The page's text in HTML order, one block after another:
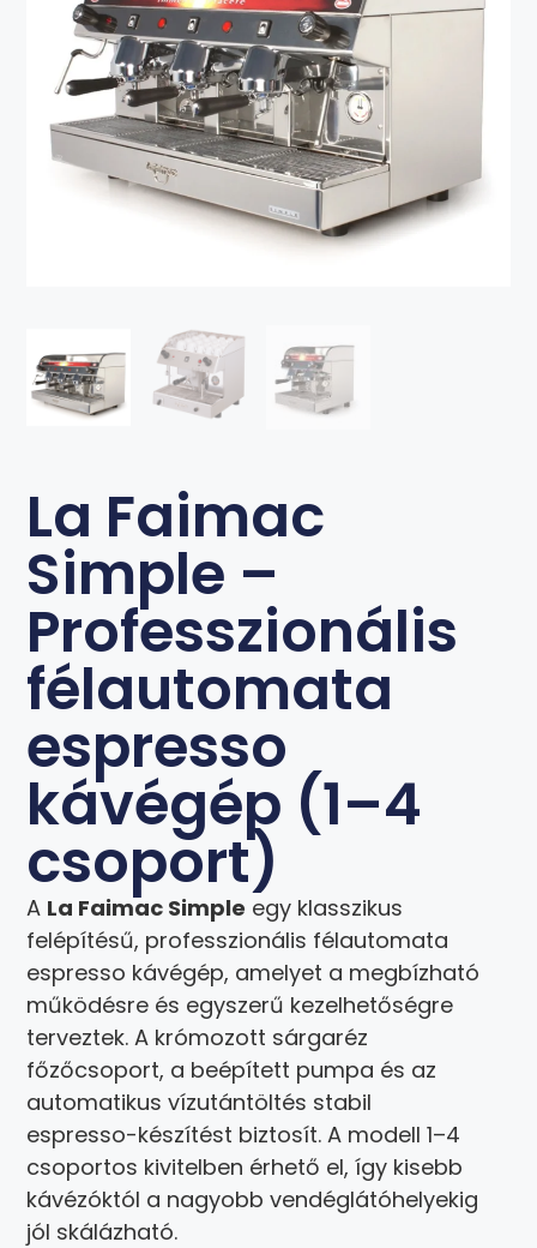
La Faimac
Simple –
Professzionális
félautomata
espresso
kávégép (1–4
csoport)
A La Faimac Simple egy klasszikus
felépítésű, professzionális félautomata
espresso kávégép, amelyet a megbízható
működésre és egyszerű kezelhetőségre
terveztek. A krómozott sárgaréz
főzőcsoport, a beépített pumpa és az
automatikus vízutántöltés stabil
espresso-készítést biztosít. A modell 1–4
csoportos kivitelben érhető el, így kisebb
kávézóktól a nagyobb vendéglátóhelyekig
jól skálázható.